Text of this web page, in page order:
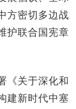
方密切多边战
护联合国宪章
关于深化和
建新时代中塞